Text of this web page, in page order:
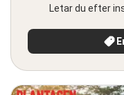
Letar du efter